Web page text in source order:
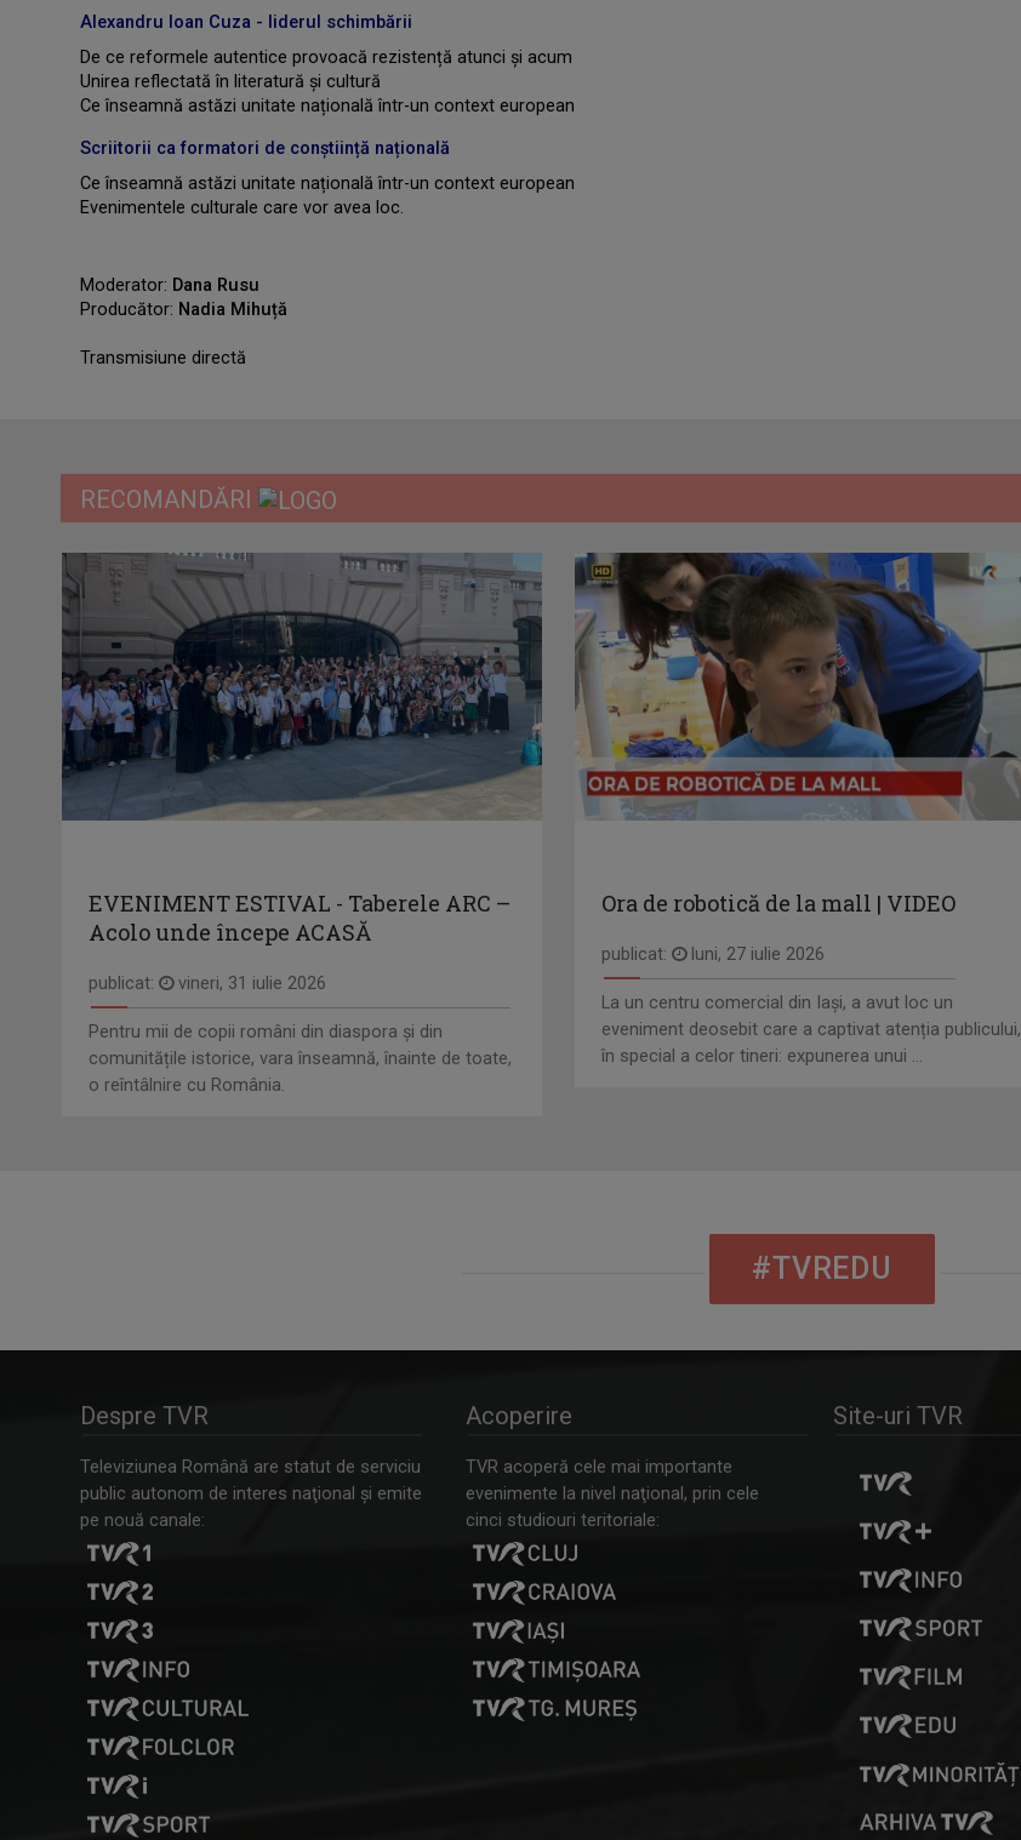
Alexandru Ioan Cuza - liderul schimbării
De ce reformele autentice provoacă rezistență atunci și acum
Unirea reflectată în literatură și cultură
Ce înseamnă astăzi unitate națională într-un context european
Scriitorii ca formatori de conștiință națională
Ce înseamnă astăzi unitate națională într-un context european
Evenimentele culturale care vor avea loc.
Moderator: Dana Rusu
Producător: Nadia Mihuță
Transmisiune directă
RECOMANDĂRI
EVENIMENT ESTIVAL - Taberele ARC –
Acolo unde începe ACASĂ
publicat: vineri, 31 iulie 2026
Pentru mii de copii români din diaspora și din
comunitățile istorice, vara înseamnă, înainte de toate,
o reîntâlnire cu România.
Ora de robotică de la mall | VIDEO
publicat: luni, 27 iulie 2026
La un centru comercial din Iași, a avut loc un
eveniment deosebit care a captivat atenția publicului,
în special a celor tineri: expunerea unui ...
#TVREDU
Despre TVR
Televiziunea Română are statut de serviciu
public autonom de interes naţional şi emite
pe nouă canale:
Acoperire
TVR acoperă cele mai importante
evenimente la nivel naţional, prin cele
cinci studiouri teritoriale:
Site-uri TVR